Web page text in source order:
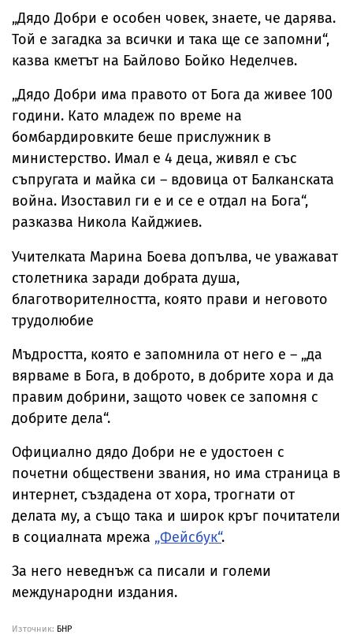
„Дядо Добри е особен човек, знаете, че дарява.
Той е загадка за всички и така ще се запомни“,
казва кметът на Байлово Бойко Неделчев.
„Дядо Добри има правото от Бога да живее 100
години. Като младеж по време на
бомбардировките беше прислужник в
министерство. Имал е 4 деца, живял е със
съпругата и майка си – вдовица от Балканската
война. Изоставил ги е и се е отдал на Бога“,
разказва Никола Кайджиев.
Учителката Марина Боева допълва, че уважават
столетника заради добрата душа,
благотворителността, която прави и неговото
трудолюбие
Мъдростта, която е запомнила от него е – „да
вярваме в Бога, в доброто, в добрите хора и да
правим добрини, защото човек се запомня с
добрите дела“.
Официално дядо Добри не е удостоен с
почетни обществени звания, но има страница в
интернет, създадена от хора, трогнати от
делата му, а също така и широк кръг почитатели
в социалната мрежа „Фейсбук“.
За него неведнъж са писали и големи
международни издания.
Източник: БНР